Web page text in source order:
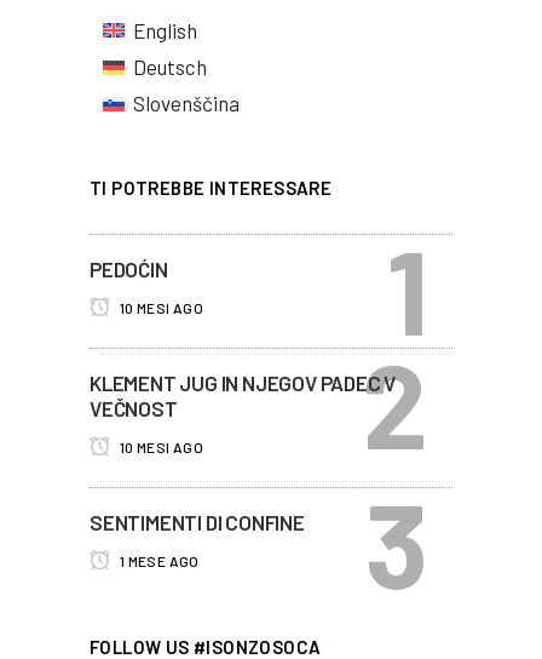
English
Deutsch
Slovenščina
TI POTREBBE INTERESSARE
PEDOĆIN
10 MESI AGO
KLEMENT JUG IN NJEGOV PADEC V
VEČNOST
10 MESI AGO
SENTIMENTI DI CONFINE
1 MESE AGO
FOLLOW US #ISONZOSOCA